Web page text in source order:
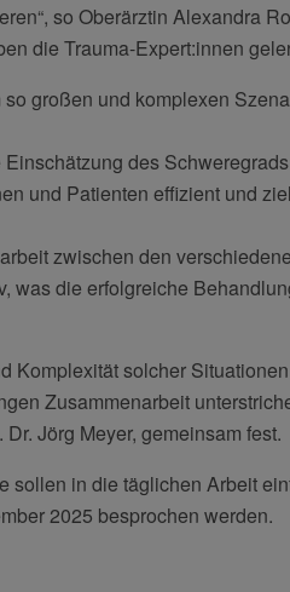
so Oberärztin Alexandra
die Trauma-Expert:innen
großen und komplexen
des
und Patienten effizient und
zwischen den
was die erfolgreiche
Komplexität solcher
Zusammenarbeit
Jörg Meyer, gemeinsam fest.
sollen in die täglichen Arbeit
2025 besprochen werden.